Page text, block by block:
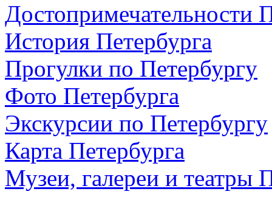
Достопримечательности
История Петербурга
Прогулки по Петербургу
Фото Петербурга
Экскурсии по Петербургу
Карта Петербурга
Музеи, галереи и театры